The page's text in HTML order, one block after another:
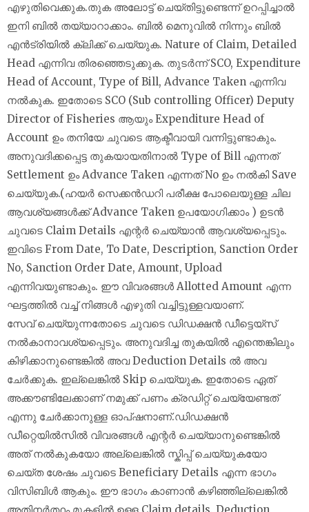
എഴുതിവെക്കുക.തുക അലോട്ട് ചെയ്തിട്ടുണ്ടെന്ന് ഉറപ്പിച്ചാല്‍
ഇനി ബില്‍ തയ്യാറാക്കാം. ബില്‍ മെനുവില്‍ നിന്നും ബില്‍
എന്‍ട്രിയില്‍ ക്ലിക്ക് ചെയ്യുക. Nature of Claim, Detailed
Head എന്നിവ തിരഞ്ഞെടുക്കുക. തുടര്‍ന്ന് SCO, Expenditure
Head of Account, Type of Bill, Advance Taken എന്നിവ
നല്‍കുക. ഇതോടെ SCO (Sub controlling Officer) Deputy
Director of Fisheries ആയും Expenditure Head of
Account ഉം തനിയേ ചുവടെ ആക്ടീവായി വന്നിട്ടുണ്ടാകും.
അനുവദിക്കപ്പെട്ട തുകയായതിനാല്‍ Type of Bill എന്നത്
Settlement ഉം Advance Taken എന്നത് No ഉം നല്‍കി Save
ചെയ്യുക.(ഹയര്‍ സെക്കന്‍ഡറി പരീക്ഷ പോലെയുള്ള ചില
ആവശ്യങ്ങള്‍ക്ക് Advance Taken ഉപയോഗിക്കാം ) ഉടന്‍
ചുവടെ Claim Details എന്റര്‍ ചെയ്യാന്‍ ആവശ്യപ്പെടും.
ഇവിടെ From Date, To Date, Description, Sanction Order
No, Sanction Order Date, Amount, Upload
എന്നിവയുണ്ടാകും. ഈ വിവരങ്ങള്‍ Allotted Amount എന്ന
ഘട്ടത്തില്‍ വച്ച് നിങ്ങള്‍ എഴുതി വച്ചിട്ടുള്ളവയാണ്.
സേവ് ചെയ്യുന്നതോടെ ചുവടെ ഡിഡക്ഷന്‍ ഡീട്ടെയ്‌സ്
നല്‍കാനാവശ്യപ്പെടും. അനുവദിച്ച തുകയില്‍ എന്തെങ്കിലും
കിഴിക്കാനുണ്ടെങ്കില്‍ അവ Deduction Details ല്‍ അവ
ചേര്‍ക്കുക. ഇല്ലെങ്കില്‍ Skip ചെയ്യുക. ഇതോടെ ഏത്
അക്കൗണ്ടിലേക്കാണ് നമുക്ക് പണം ക്രഡിറ്റ് ചെയ്യേണ്ടത്
എന്നു ചേര്‍ക്കാനുള്ള ഓപ്ഷനാണ്.ഡിഡക്ഷന്‍
ഡീറ്റെയില്‍സില്‍ വിവരങ്ങള്‍ എന്റര്‍ ചെയ്യാനുണ്ടെങ്കില്‍
അത് നല്‍കുകയോ അല്ലെങ്കില്‍ സ്കിപ്പ് ചെയ്യുകയോ
ചെയ്ത ശേഷം ചുവടെ Beneficiary Details എന്ന ഭാഗം
വിസിബിള്‍ ആകും. ഈ ഭാഗം കാണാന്‍ കഴിഞ്ഞില്ലെങ്കില്‍